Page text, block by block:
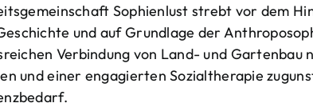
Sophienlust strebt vor dem
und auf Grundlage der
Verbindung von Land- und Gartenbau
und einer engagierten Sozialtherapie